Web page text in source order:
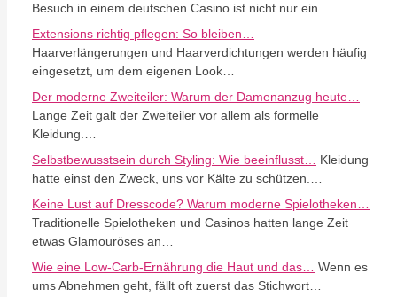
Besuch in einem deutschen Casino ist nicht nur ein…
Extensions richtig pflegen: So bleiben…
Haarverlängerungen und Haarverdichtungen werden häufig
eingesetzt, um dem eigenen Look…
Der moderne Zweiteiler: Warum der Damenanzug heute…
Lange Zeit galt der Zweiteiler vor allem als formelle
Kleidung.…
Selbstbewusstsein durch Styling: Wie beeinflusst…
Kleidung
hatte einst den Zweck, uns vor Kälte zu schützen.…
Keine Lust auf Dresscode? Warum moderne Spielotheken…
Traditionelle Spielotheken und Casinos hatten lange Zeit
etwas Glamouröses an…
Wie eine Low-Carb-Ernährung die Haut und das…
Wenn es
ums Abnehmen geht, fällt oft zuerst das Stichwort…